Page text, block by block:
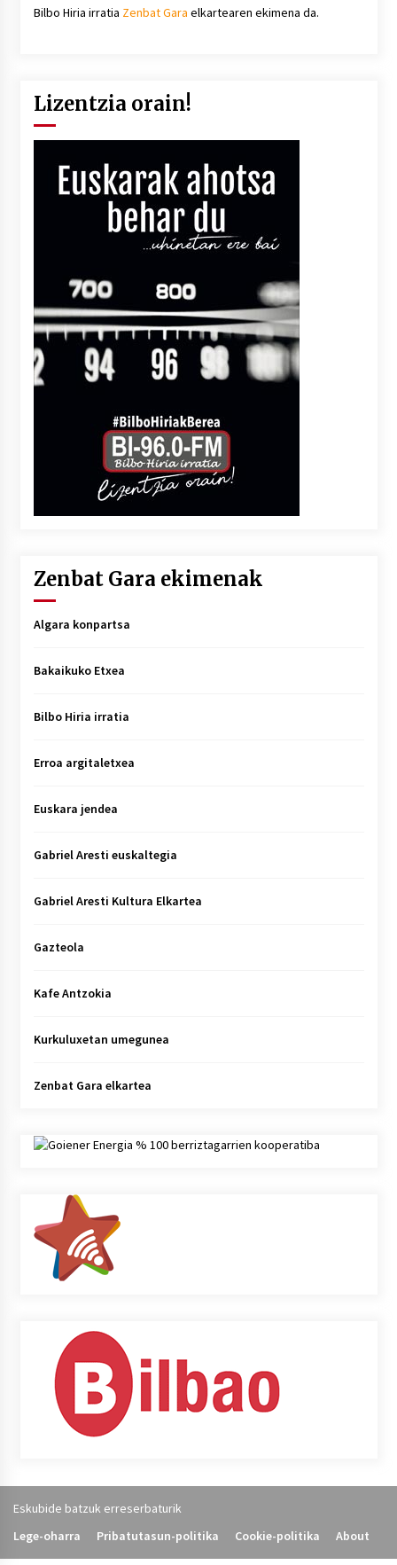
Bilbo Hiria irratia Zenbat Gara elkartearen ekimena da.
Lizentzia orain!
Zenbat Gara ekimenak
Algara konpartsa
Bakaikuko Etxea
Bilbo Hiria irratia
Erroa argitaletxea
Euskara jendea
Gabriel Aresti euskaltegia
Gabriel Aresti Kultura Elkartea
Gazteola
Kafe Antzokia
Kurkuluxetan umegunea
Zenbat Gara elkartea
Eskubide batzuk erreserbaturik
Lege-oharra
Pribatutasun-politika Cookie-politika About